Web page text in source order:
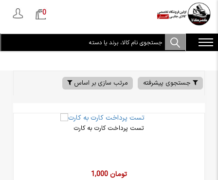
0
جستجوی پیشرفته مرتب سازی بر اساس
تست پرداخت کارت به کارت
1,000 تومان